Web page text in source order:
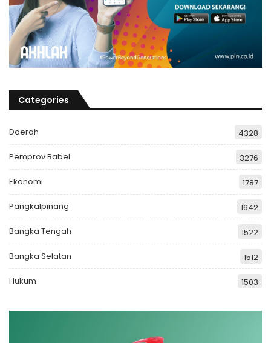
Categories
Daerah 4328
Pemprov Babel 3276
Ekonomi 1787
Pangkalpinang 1642
Bangka Tengah 1522
Bangka Selatan 1512
Hukum 1503